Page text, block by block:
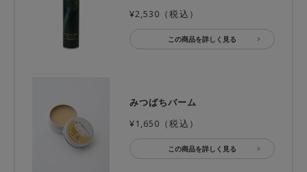
¥2,530（税込）
この商品を詳しく見る
みつばちバーム
¥1,650（税込）
この商品を詳しく見る